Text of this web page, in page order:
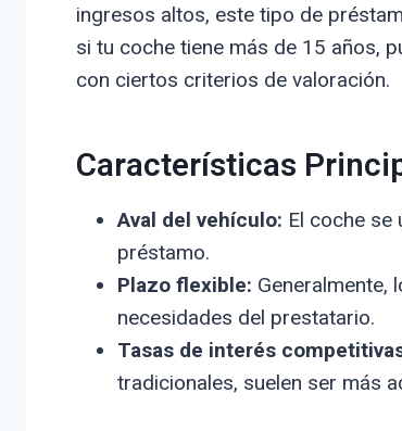
ingresos altos, este tipo de
si tu coche tiene más de 15 años,
con ciertos criterios de valoración.
Características
Aval del vehículo: El coche se
préstamo.
Plazo flexible: Generalmente,
necesidades del prestatario.
Tasas de interés
tradicionales, suelen ser más